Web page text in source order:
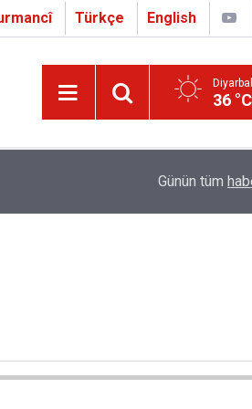
Türkçe English
36 °C
Çapo 3. o Hîrakerde
Günün tüm